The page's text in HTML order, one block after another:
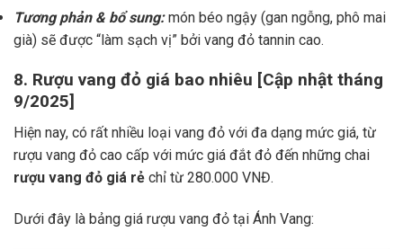
Tương phản & bổ sung:món béo ngậy (gan ngỗng, phô mai
già) sẽ được “làm sạch vị” bởi vang đỏ tannin cao.
8. Rượu vang đỏ giá bao nhiêu [Cập nhật tháng
9/2025]
Hiện nay, có rất nhiều loại vang đỏ với đa dạng mức giá, từ
rượu vang đỏ cao cấp với mức giá đắt đỏ đến những chai
rượu vang đỏ giá rẻ chỉ từ 280.000 VNĐ.
Dưới đây là bảng giá rượu vang đỏ tại Ánh Vang: